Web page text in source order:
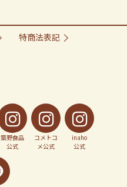
特商法表記
築野食品
公式
コメトコ
メ公式
inaho
公式